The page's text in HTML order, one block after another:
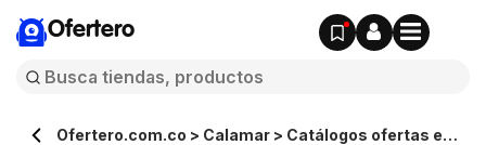
Ofertero
Ofertero.com.co > Calamar > Catálogos ofertas en